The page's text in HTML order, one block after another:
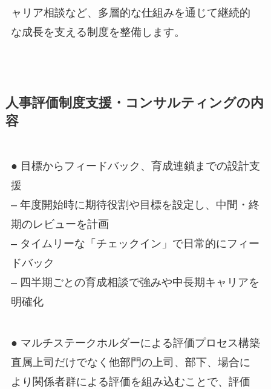
ャリア相談など、多層的な仕組みを通じて継続的
な成長を支える制度を整備します。
人事評価制度支援・コンサルティングの内
容
● 目標からフィードバック、育成連鎖までの設計支
援
– 年度開始時に期待役割や目標を設定し、中間・終
期のレビューを計画
– タイムリーな「チェックイン」で日常的にフィー
ドバック
– 四半期ごとの育成相談で強みや中長期キャリアを
明確化
● マルチステークホルダーによる評価プロセス構築
直属上司だけでなく他部門の上司、部下、場合に
より関係者群による評価を組み込むことで、評価